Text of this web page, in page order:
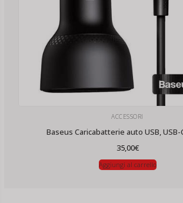
ACCESSORI
Baseus Caricabatterie auto USB, USB-
35,00€
Aggiungi al carrello